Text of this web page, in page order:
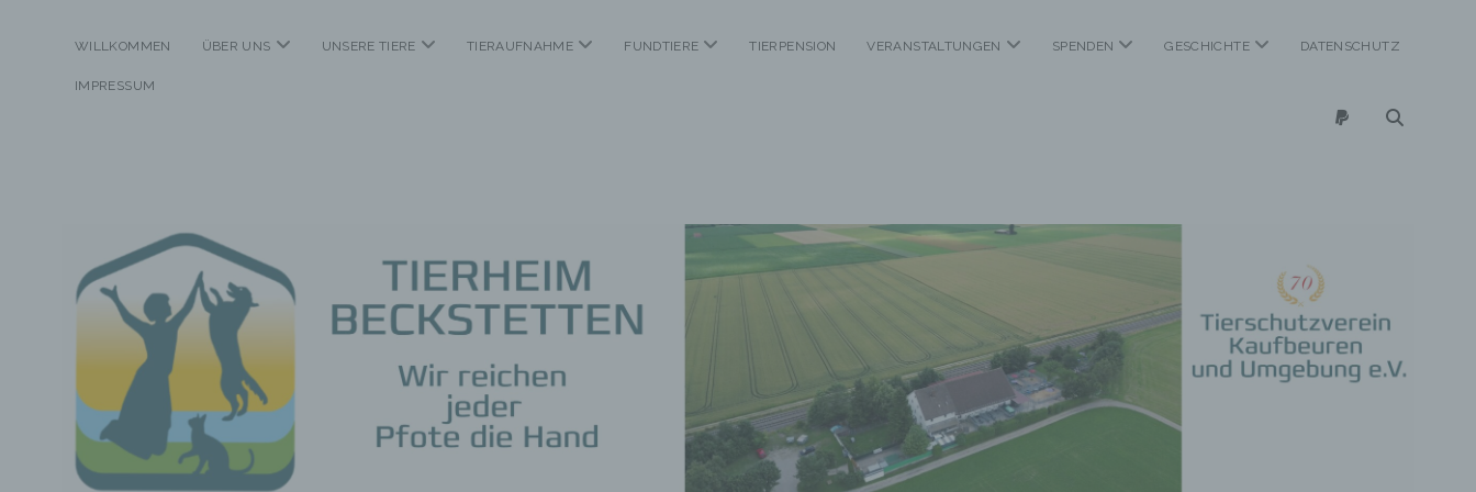
WILLKOMMEN ÜBER UNS Menü
UNSERE TIERE Menü
TIERAUFNAHME Menü
FUNDTIERE Menü
TIERPENSION VERANSTALTUNGEN Menü
SPENDEN Menü
GESCHICHTE Menü
DATENSCHUTZ
IMPRESSUM
paypal
Tierheim
Beckstetten